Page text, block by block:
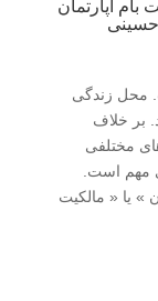
بام آپارتمان
محل زندگی
بر خلاف
مختلفی
مهم است.
» یا « مالکیت